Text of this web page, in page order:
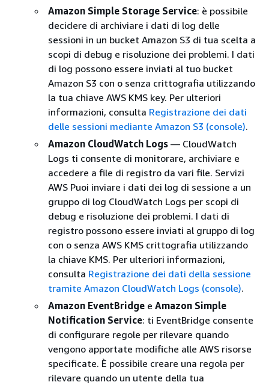
Amazon Simple Storage Service: è possibile
decidere di archiviare i dati di log delle
sessioni in un bucket Amazon S3 di tua scelta a
scopi di debug e risoluzione dei problemi. I dati
di log possono essere inviati al tuo bucket
Amazon S3 con o senza crittografia utilizzando
la tua chiave AWS KMS key. Per ulteriori
informazioni, consulta Registrazione dei dati
delle sessioni mediante Amazon S3 (console).
Amazon CloudWatch Logs — CloudWatch
Logs ti consente di monitorare, archiviare e
accedere a file di registro da vari file. Servizi
AWS Puoi inviare i dati dei log di sessione a un
gruppo di log CloudWatch Logs per scopi di
debug e risoluzione dei problemi. I dati di
registro possono essere inviati al gruppo di log
con o senza AWS KMS crittografia utilizzando
la chiave KMS. Per ulteriori informazioni,
consulta Registrazione dei dati della sessione
tramite Amazon CloudWatch Logs (console).
Amazon EventBridge e Amazon Simple
Notification Service: ti EventBridge consente
di configurare regole per rilevare quando
vengono apportate modifiche alle AWS risorse
specificate. È possibile creare una regola per
rilevare quando un utente della tua